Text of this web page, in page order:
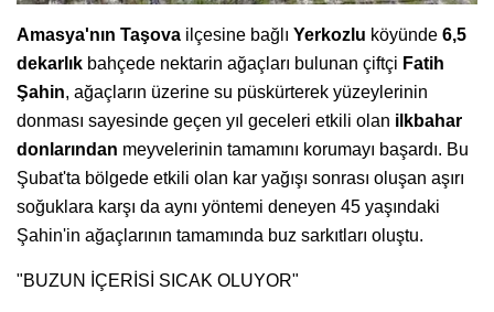
Amasya'nın Taşova ilçesine bağlı Yerkozlu köyünde 6,5
dekarlık bahçede nektarin ağaçları bulunan çiftçi Fatih
Şahin, ağaçların üzerine su püskürterek yüzeylerinin
donması sayesinde geçen yıl geceleri etkili olan ilkbahar
donlarından meyvelerinin tamamını korumayı başardı. Bu
Şubat'ta bölgede etkili olan kar yağışı sonrası oluşan aşırı
soğuklara karşı da aynı yöntemi deneyen 45 yaşındaki
Şahin'in ağaçlarının tamamında buz sarkıtları oluştu.
"BUZUN İÇERİSİ SICAK OLUYOR"